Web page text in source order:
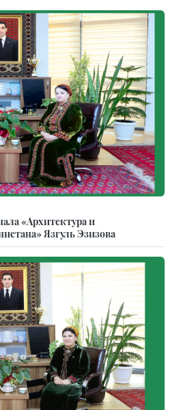
«Архитектура и
Язгуль Эзизова